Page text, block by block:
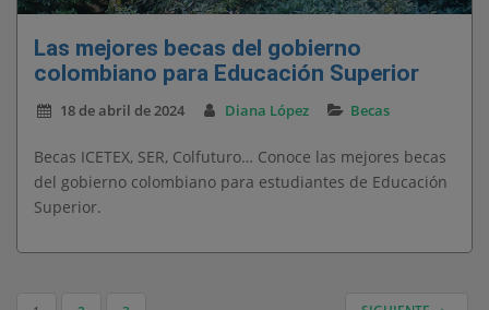
Las mejores becas del gobierno
colombiano para Educación Superior
18 de abril de 2024 Diana López Becas
Becas ICETEX, SER, Colfuturo… Conoce las mejores becas
del gobierno colombiano para estudiantes de Educación
Superior.